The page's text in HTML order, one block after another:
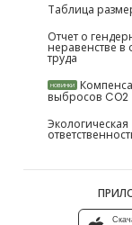
Таблица
Отчет о
неравенстве в
труда
НОВИНКИ
выбросов CO2
Экологическая